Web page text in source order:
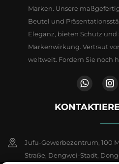
Marken. Unsere
Beutel und
Eleganz, bieten Schutz und
Markenwirkung. Vertraut
weltweit. Fordern Sie noch
Jufu-Gewerbezentrum, 100
Straße, Dengwei-Stadt,